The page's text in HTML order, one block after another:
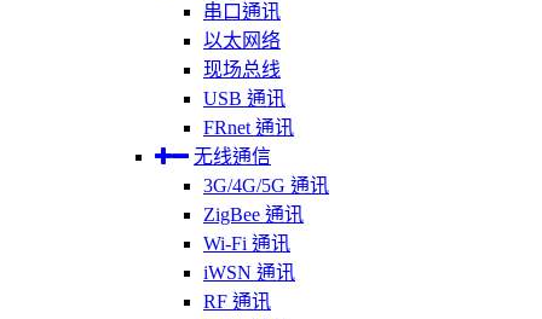
串口通讯
以太网络
现场总线
USB 通讯
FRnet 通讯
无线通信
3G/4G/5G 通讯
ZigBee 通讯
Wi-Fi 通讯
iWSN 通讯
RF 通讯